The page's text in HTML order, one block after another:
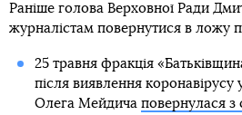
Раніше голова Верховної Ради
журналістам повернутися в ложу
25 травня фракція
після виявлення коронавірусу
Олега Мейдича повернулася з